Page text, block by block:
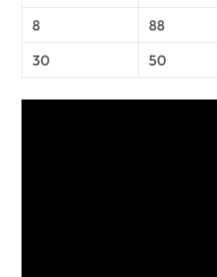
8
88
30
50